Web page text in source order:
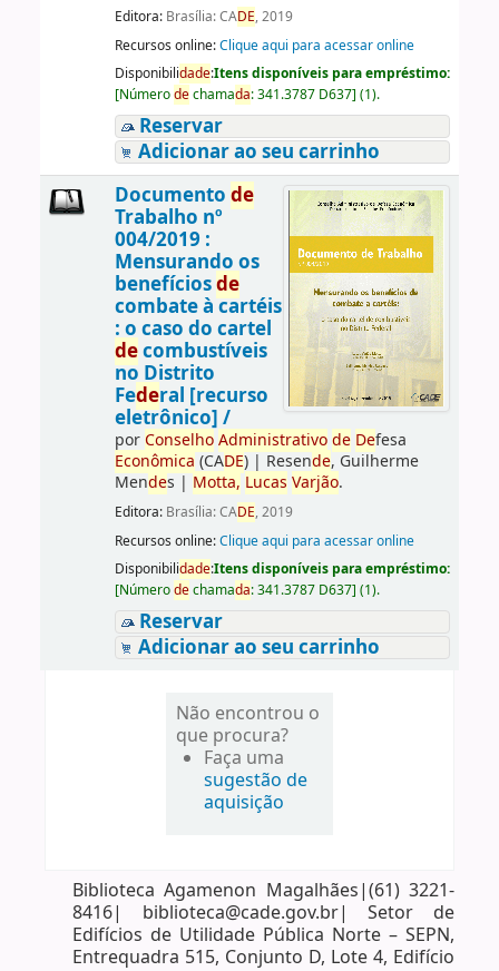
Editora: Brasília: CADE, 2019
Recursos online:Clique aqui para acessar online
Disponibilidade:Itens disponíveis para empréstimo:
[Númerodechamada:341.3787 D637] (1).
Reservar
Adicionar ao seu carrinho
Documento de
Trabalho nº
004/2019 :
Mensurando os
benefíciosde
combate à cartéis
: o caso do cartel
decombustíveis
no Distrito
Federal [recurso
eletrônico] /
porConselho Administrativo de Defesa
Econômica (CADE)| Resende, Guilherme
Mendes | Motta, Lucas Varjão.
Editora: Brasília: CADE, 2019
Recursos online:Clique aqui para acessar online
Disponibilidade:Itens disponíveis para empréstimo:
[Númerodechamada:341.3787 D637] (1).
Reservar
Adicionar ao seu carrinho
Não encontrou o
que procura?
Faça uma
sugestão de
aquisição
Biblioteca Agamenon Magalhães|(61) 3221-
8416| biblioteca@cade.gov.br| Setor de
Edifícios de Utilidade Pública Norte – SEPN,
Entrequadra 515, Conjunto D, Lote 4, Edifício